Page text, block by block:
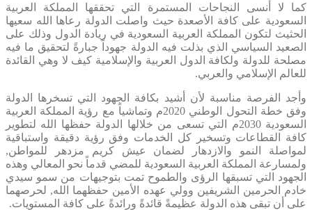
كما لا أنسى النجاحات المستمرة التي تحققها المملكة العربية
السعودية على كافة الأصعدة حيث واصلت الدولة رعاها الله سعيها
الحثيث لتكون المملكة العربية السعودية في ريادة الدول وذلك على
الصعيد السياسي الذي بذلت فيه الدولة جهوداً جبارةً لتحقيق ما فيه
مصلحة للدولة ولكافة الدول العربية والإسلامية كيف لا وهي القائدة
للعالم الإسلامي والعربي.
وأجد الفرصة مناسبة لأن أشيد بكافة الجهود التي تسخرها الدولة
وفق خطة التحول الوطني 2020م وتماشياً مع رؤية المملكة العربية
السعودية 2030م التي تسعى من خلالها الدولة حفظها الله لتطوير
كافة القطاعات وتسخير كل الخدمات وفق رؤية دقيقة واستباقية
لمواصلة النمو والازدهار لضمان عيش كريم مزدهر للمواطن,
ولمسارعة المملكة العربية السعودية للمضي قدماً نحو المعالي وهذه
الجهود التي تسبقها الرؤى والطموح تمت بتوجيهات من سمو سيدي
خادم الحرمين الشريفين وولي عهده الأمين حفظهما الله, لحرصهما
على أن تبقى هذه الدولة عظيمةً قائدةً ورائدةً على كافة المستويات.